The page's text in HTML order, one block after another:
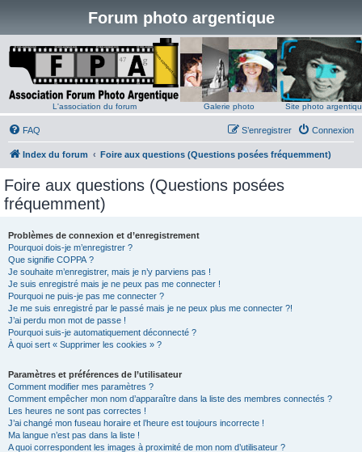
Forum photo argentique
L'association du forum Galerie photo Site photo
FAQ Connexion
S’enregistrer
Index du forum Foire aux questions (Questions posées fréquemment)
Foire aux questions (Questions posées
fréquemment)
Problèmes de connexion et d’enregistrement
Pourquoi dois-je m’enregistrer ?
Que signifie COPPA ?
Je souhaite m’enregistrer, mais je n’y parviens pas !
Je suis enregistré mais je ne peux pas me connecter !
Pourquoi ne puis-je pas me connecter ?
Je me suis enregistré par le passé mais je ne peux plus me connecter ?!
J’ai perdu mon mot de passe !
Pourquoi suis-je automatiquement déconnecté ?
À quoi sert « Supprimer les cookies » ?
Paramètres et préférences de l’utilisateur
Comment modifier mes paramètres ?
Comment empêcher mon nom d’apparaître dans la liste des membres connectés ?
Les heures ne sont pas correctes !
J’ai changé mon fuseau horaire et l’heure est toujours incorrecte !
Ma langue n’est pas dans la liste !
A quoi correspondent les images à proximité de mon nom d’utilisateur ?